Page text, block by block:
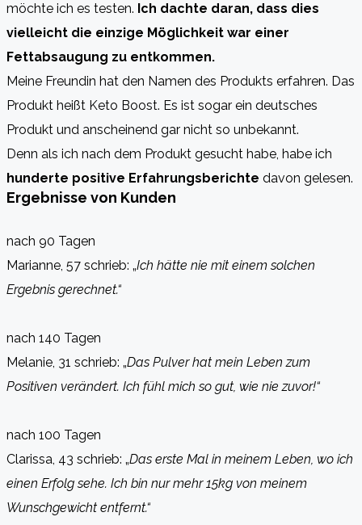
möchte ich es testen. Ich dachte daran, dass dies
vielleicht die einzige Möglichkeit war einer
Fettabsaugung zu entkommen.
Meine Freundin hat den Namen des Produkts erfahren. Das
Produkt heißt Keto Boost. Es ist sogar ein deutsches
Produkt und anscheinend gar nicht so unbekannt.
Denn als ich nach dem Produkt gesucht habe, habe ich
hunderte positive Erfahrungsberichte davon gelesen.
Ergebnisse von Kunden
nach 90 Tagen
Marianne, 57 schrieb: „Ich hätte nie mit einem solchen
Ergebnis gerechnet.“
nach 140 Tagen
Melanie, 31 schrieb: „Das Pulver hat mein Leben zum
Positiven verändert. Ich fühl mich so gut, wie nie zuvor!“
nach 100 Tagen
Clarissa, 43 schrieb: „Das erste Mal in meinem Leben, wo ich
einen Erfolg sehe. Ich bin nur mehr 15kg von meinem
Wunschgewicht entfernt.“